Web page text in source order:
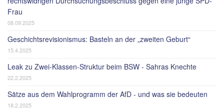
Frau
08.09.2025
Geschichtsrevisionismus: Basteln an der „zweiten Geburt“
15.4.2025
Leak zu Zwei-Klassen-Struktur beim BSW - Sahras Knechte
22.2.2025
Sätze aus dem Wahlprogramm der AfD - und was sie bedeuten
18.2.2025